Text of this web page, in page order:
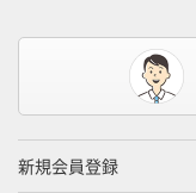
新規会員登録